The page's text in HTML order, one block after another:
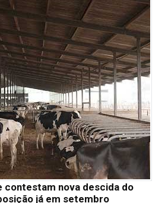
nova descida do
já em setembro